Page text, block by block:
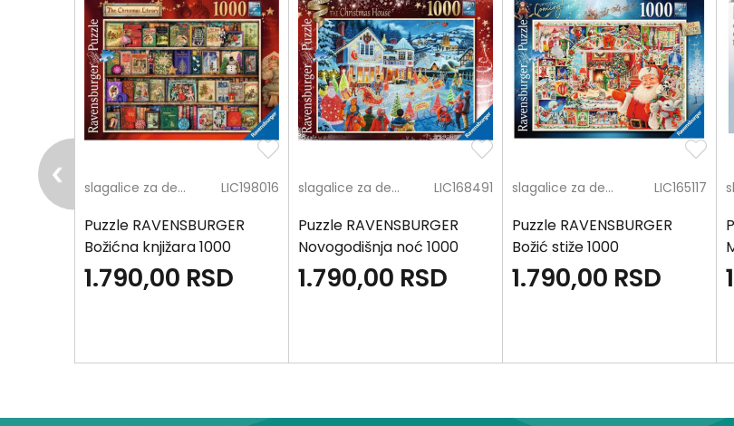
LIC115952 slagalice za decu LIC198016
Puzzle RAVENSBURGER
Božićna knjižara 1000
1.790,00 RSD
slagalice za decu LIC168491
Puzzle RAVENSBURGER
Novogodišnja noć 1000
1.790,00 RSD
slagalice za decu LIC165117
Puzzle RAVENSBURGER
Božić stiže 1000
1.790,00 RSD